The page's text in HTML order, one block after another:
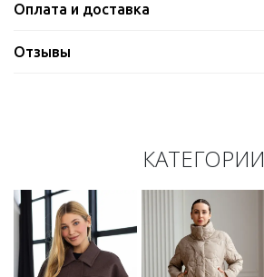
Оплата и доставка
Отзывы
КАТЕГОРИИ